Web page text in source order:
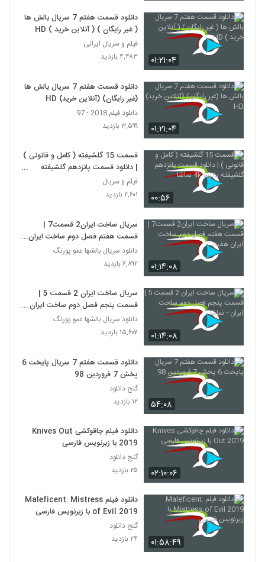
۰۱:۲۱:۰۴
دانلود قسمت هفتم 7 سریال بالش ها
( غیر رایگان ) ( آنلاین خرید ) HD
فیلم و سریال ایرانی
۴,۴۸۳ بازدید
۰۱:۲۱:۰۴
دانلود قسمت هفتم 7 سریال بالش ها
(غیر رایگان) (آنلاین خرید) HD
دانلود فیلم 2018 - 97
۳,۵۹۹ بازدید
۰۰:۵۶
قسمت 15 گلشیفته ( کامل و قانونی )
| دانلود قسمت پانزدهم گلشیفته
پانزده 4k نماشا
فیلم و سریال
۲,۶۰۱ بازدید
۰۱:۱۴:۰۸
سریال ساخت ایران2 قسمت7 |
قسمت هفتم فصل دوم ساخت ایران
هفت
دانلود سریال بالشها عمو پورنگ
۶,۸۹۲ بازدید
۰۱:۱۴:۰۸
سریال ساخت ایران 2 قسمت 5 |
قسمت پنجم فصل دوم ساخت ایران -
نماشا
دانلود سریال بالشها عمو پورنگ
۱۵,۶۰۷ بازدید
۵۴:۰۸
دانلود قسمت هفتم 7 سریال پایخت 6
پخش 7 فروردین 98
گنج دانلود
۱۲ بازدید
۰۲:۱۰:۰۶
دانلود فیلم چاقوکشی Knives Out
2019 با زیرنویس فارسی
گنج دانلود
۲۵ بازدید
۰۱:۵۸:۴۹
دانلود فیلم Maleficent: Mistress
of Evil 2019 با زیرنویس فارسی
گنج دانلود
۲۴ بازدید